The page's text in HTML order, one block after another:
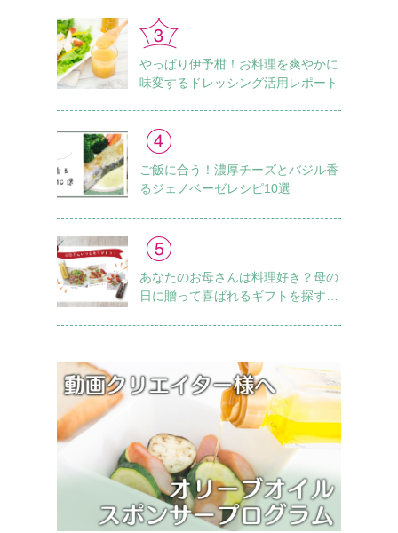
やっぱり伊予柑！お料理を爽やかに
味変するドレッシング活用レポート
ご飯に合う！濃厚チーズとバジル香
るジェノベーゼレシピ10選
あなたのお母さんは料理好き？母の
日に贈って喜ばれるギフトを探すチ